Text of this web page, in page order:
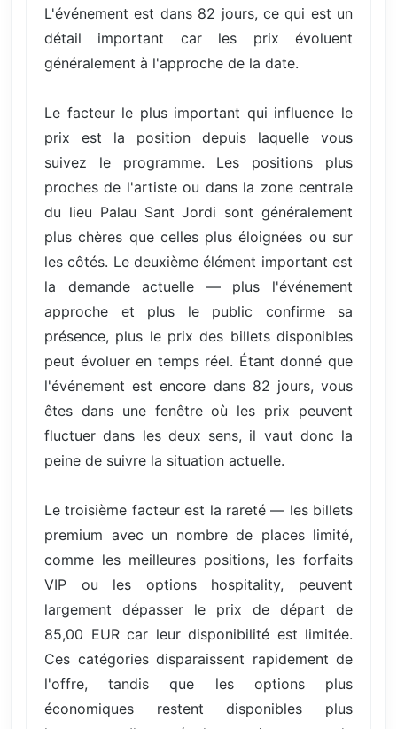
L'événement est dans 82 jours, ce qui est un
détail important car les prix évoluent
généralement à l'approche de la date.
Le facteur le plus important qui influence le
prix est la position depuis laquelle vous
suivez le programme. Les positions plus
proches de l'artiste ou dans la zone centrale
du lieu Palau Sant Jordi sont généralement
plus chères que celles plus éloignées ou sur
les côtés. Le deuxième élément important est
la demande actuelle — plus l'événement
approche et plus le public confirme sa
présence, plus le prix des billets disponibles
peut évoluer en temps réel. Étant donné que
l'événement est encore dans 82 jours, vous
êtes dans une fenêtre où les prix peuvent
fluctuer dans les deux sens, il vaut donc la
peine de suivre la situation actuelle.
Le troisième facteur est la rareté — les billets
premium avec un nombre de places limité,
comme les meilleures positions, les forfaits
VIP ou les options hospitality, peuvent
largement dépasser le prix de départ de
85,00 EUR car leur disponibilité est limitée.
Ces catégories disparaissent rapidement de
l'offre, tandis que les options plus
économiques restent disponibles plus